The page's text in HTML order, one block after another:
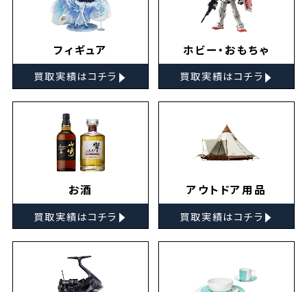
フィギュア
買取実績はコチラ ▸
ホビー・おもちゃ
買取実績はコチラ ▸
お酒
買取実績はコチラ ▸
アウトドア用品
買取実績はコチラ ▸